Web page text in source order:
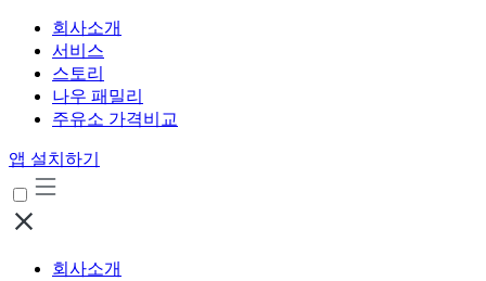
회사소개
서비스
스토리
나우 패밀리
주유소 가격비교
앱 설치하기
회사소개